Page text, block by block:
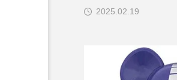
2025.02.19